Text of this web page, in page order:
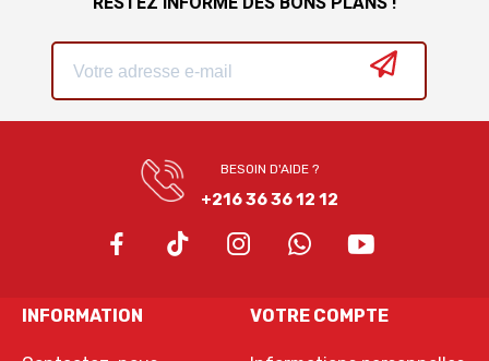
BESOIN D'AIDE ?
+216 36 36 12 12
INFORMATION VOTRE COMPTE